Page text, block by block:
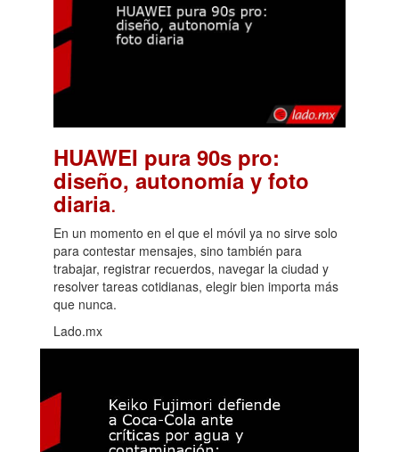
HUAWEI pura 90s pro:
diseño, autonomía y foto
diaria.
En un momento en el que el móvil ya no sirve solo
para contestar mensajes, sino también para
trabajar, registrar recuerdos, navegar la ciudad y
resolver tareas cotidianas, elegir bien importa más
que nunca.
Lado.mx